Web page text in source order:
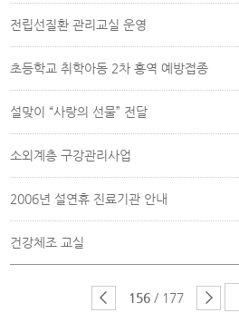
전립선질환 관리교실 운영
초등학교 취학아동 2차 홍역 예방접종
설맞이 “사랑의 선물” 전달
소외계층 구강관리사업
2006년 설연휴 진료기관 안내
건강체조 교실
156 / 177